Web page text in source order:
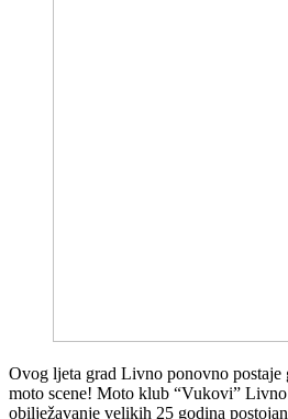
Ovog ljeta grad Livno ponovno postaje
moto scene! Moto klub “Vukovi”
obilježavanje velikih 25 godina